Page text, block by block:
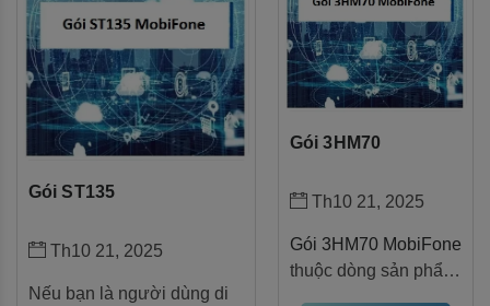
Gói ST135
Th10 21, 2025
Nếu bạn là người dùng di
Gói 3HM70
Th10 21, 2025
Gói 3HM70 MobiFone
thuộc dòng sản phẩm